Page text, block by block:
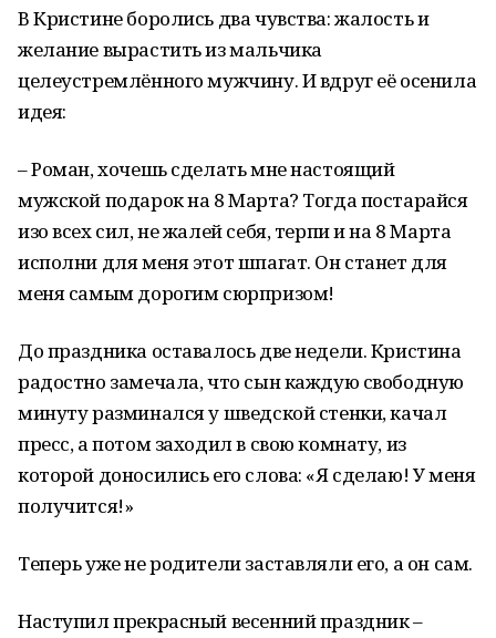
В Кристине боролись два чувства: жалость и
желание вырастить из мальчика
целеустремлённого мужчину. И вдруг её осенила
идея:
– Роман, хочешь сделать мне настоящий
мужской подарок на 8 Марта? Тогда постарайся
изо всех сил, не жалей себя, терпи и на 8 Марта
исполни для меня этот шпагат. Он станет для
меня самым дорогим сюрпризом!
До праздника оставалось две недели. Кристина
радостно замечала, что сын каждую свободную
минуту разминался у шведской стенки, качал
пресс, а потом заходил в свою комнату, из
которой доносились его слова: «Я сделаю! У меня
получится!»
Теперь уже не родители заставляли его, а он сам.
Наступил прекрасный весенний праздник –